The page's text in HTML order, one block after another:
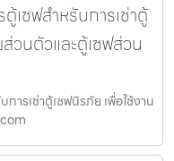
เซฟสำหรับการเช่าตู้
วนตัวและตู้เซฟส่วน
ารเช่าตู้เซฟนิรภัย เพื่อใช้งาน